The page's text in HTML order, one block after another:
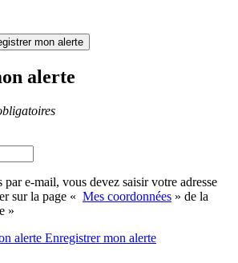
mon alerte
alerte
e-mail, vous devez saisir votre adresse
sur la page « Mes coordonnées » de la
»
alerte Enregistrermon alerte